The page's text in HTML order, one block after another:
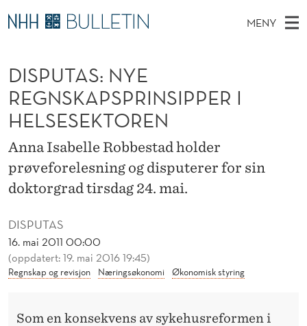
D
S
P
U
A
S
N
Y
MENY
V
E
D
M
E
N
K
I
N
E
T
S
E
E
T
Stipendiater og nye forskerprofiler
Disputaser
Ekspertutvalg
Om Bulletin
DISPUTAS
16. mai 2011 00:00
(oppdatert: 19. mai 2016 19:45)
Regnskap og revisjon Næringsøkonomi Økonomisk styring
DISPUTAS: NYE
REGNSKAPSPRINSIPPER I
HELSESEKTOREN
Anna Isabelle Robbestad holder
prøveforelesning og disputerer for sin
doktorgrad tirsdag 24. mai.
Som en konsekvens av sykehusreformen i